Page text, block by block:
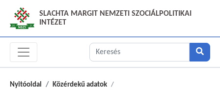
SLACHTA MARGIT NEMZETI SZOCIÁLPOLITIKAI
INTÉZET
Nyitóoldal Közérdekű adatok